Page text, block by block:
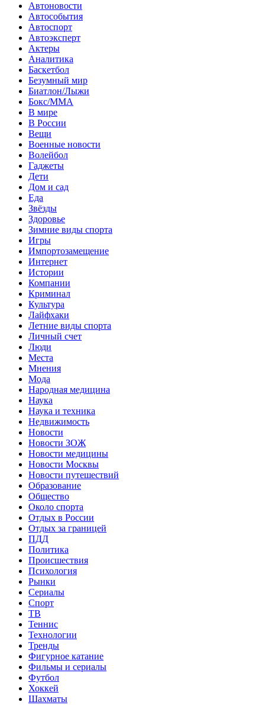
Автоновости
Автособытия
Автоспорт
Автоэксперт
Актеры
Аналитика
Баскетбол
Безумный мир
Биатлон/Лыжи
Бокс/MMA
В мире
В России
Вещи
Военные новости
Волейбол
Гаджеты
Дети
Дом и сад
Еда
Звёзды
Здоровье
Зимние виды спорта
Игры
Импортозамещение
Интернет
Истории
Компании
Криминал
Культура
Лайфхаки
Летние виды спорта
Личный счет
Люди
Места
Мнения
Мода
Народная медицина
Наука
Наука и техника
Недвижимость
Новости
Новости ЗОЖ
Новости медицины
Новости Москвы
Новости путешествий
Образование
Общество
Около спорта
Отдых в России
Отдых за границей
ПДД
Политика
Происшествия
Психология
Рынки
Сериалы
Спорт
ТВ
Теннис
Технологии
Тренды
Фигурное катание
Фильмы и сериалы
Футбол
Хоккей
Шахматы